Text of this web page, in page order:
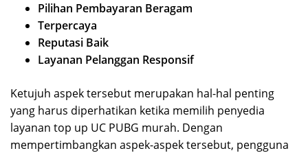
Pilihan Pembayaran Beragam
Terpercaya
Reputasi Baik
Layanan Pelanggan Responsif
Ketujuh aspek tersebut merupakan hal-hal penting
yang harus diperhatikan ketika memilih penyedia
layanan top up UC PUBG murah. Dengan
mempertimbangkan aspek-aspek tersebut, pengguna